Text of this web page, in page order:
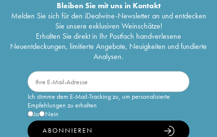
Bleiben Sie mit uns in Kontakt
Melden Sie sich für den iDealwine-Newsletter an und entdecken
Sie unsere exklusiven Weinschätze!
Erhalten Sie direkt in Ihr Postfach handverlesene
Neuentdeckungen, limitierte Angebote, Neuigkeiten und fundierte
Analysen.
Ich stimme dem E-Mail-Tracking zu, um personalisierte
Empfehlungen zu erhalten
Ja
Nein
ABONNIEREN